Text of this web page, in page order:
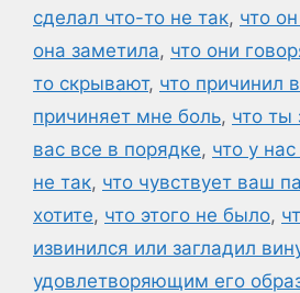
сделал что-то не так, что
она заметила, что они
то скрывают, что причинил
причиняет мне боль, что ты
вас все в порядке, что у нас
не так, что чувствует ваш
хотите, что этого не было,
извинился или загладил
удовлетворяющим его